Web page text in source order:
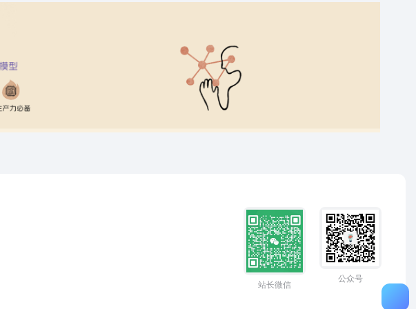
站长微信
公众号